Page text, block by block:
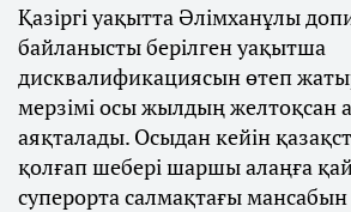
Қазіргі уақытта Әлімханұлы
байланысты берілген уақытша
дисквалификациясын өтеп
мерзімі осы жылдың желтоқсан
аяқталады. Осыдан кейін
қолғап шебері шаршы алаңға
суперорта салмақтағы